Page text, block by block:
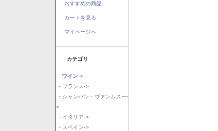
おすすめの商品
カートを見る
マイページへ
カテゴリ
ワイン->
- フランス->
- シャンパン・ヴァンムスー-
>
- イタリア->
- スペイン->